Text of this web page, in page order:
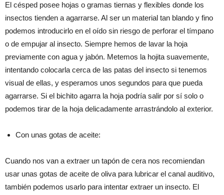
El césped posee hojas o gramas tiernas y flexibles donde los
insectos tienden a agarrarse. Al ser un material tan blando y fino
podemos introducirlo en el oído sin riesgo de perforar el tímpano
o de empujar al insecto. Siempre hemos de lavar la hoja
previamente con agua y jabón. Metemos la hojita suavemente,
intentando colocarla cerca de las patas del insecto si tenemos
visual de ellas, y esperamos unos segundos para que pueda
agarrarse. Si el bichito agarra la hoja podría salir por sí solo o
podemos tirar de la hoja delicadamente arrastrándolo al exterior.
Con unas gotas de aceite:
Cuando nos van a extraer un tapón de cera nos recomiendan
usar unas gotas de aceite de oliva para lubricar el canal auditivo,
también podemos usarlo para intentar extraer un insecto. El